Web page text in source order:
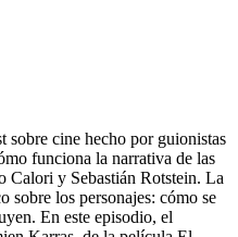
sobre cine hecho por guionistas
funciona la narrativa de las
Calori y Sebastián Rotstein. La
sobre los personajes: cómo se
En este episodio, el